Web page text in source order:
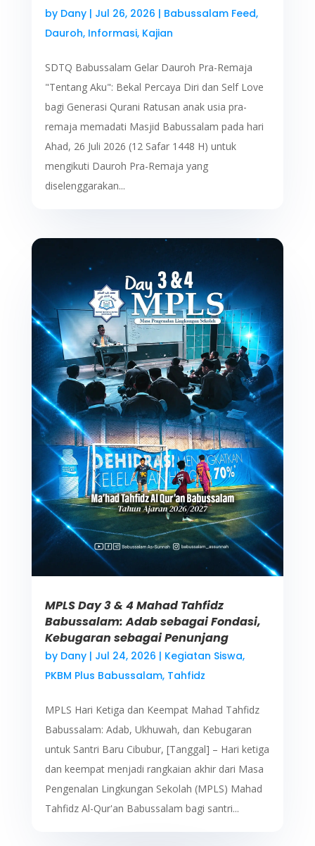
by Dany| Jul 26, 2026 | Babussalam Feed,
Dauroh, Informasi, Kajian
SDTQ Babussalam Gelar Dauroh Pra-Remaja
"Tentang Aku": Bekal Percaya Diri dan Self Love
bagi Generasi Qurani Ratusan anak usia pra-
remaja memadati Masjid Babussalam pada hari
Ahad, 26 Juli 2026 (12 Safar 1448 H) untuk
mengikuti Dauroh Pra-Remaja yang
diselenggarakan...
MPLS Day 3 & 4 Mahad Tahfidz
Babussalam: Adab sebagai Fondasi,
Kebugaran sebagai Penunjang
by Dany| Jul 24, 2026 | Kegiatan Siswa,
PKBM Plus Babussalam, Tahfidz
MPLS Hari Ketiga dan Keempat Mahad Tahfidz
Babussalam: Adab, Ukhuwah, dan Kebugaran
untuk Santri Baru Cibubur, [Tanggal] – Hari ketiga
dan keempat menjadi rangkaian akhir dari Masa
Pengenalan Lingkungan Sekolah (MPLS) Mahad
Tahfidz Al-Qur'an Babussalam bagi santri...